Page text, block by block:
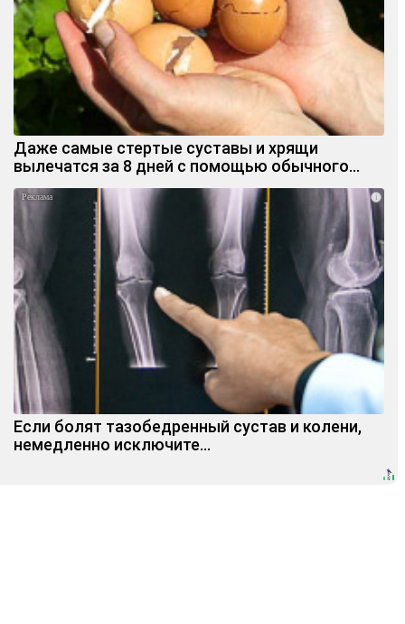
Даже самые стертые суставы и хрящи
вылечатся за 8 дней с помощью обычного…
i
Если болят тазобедренный сустав и колени,
немедленно исключите...